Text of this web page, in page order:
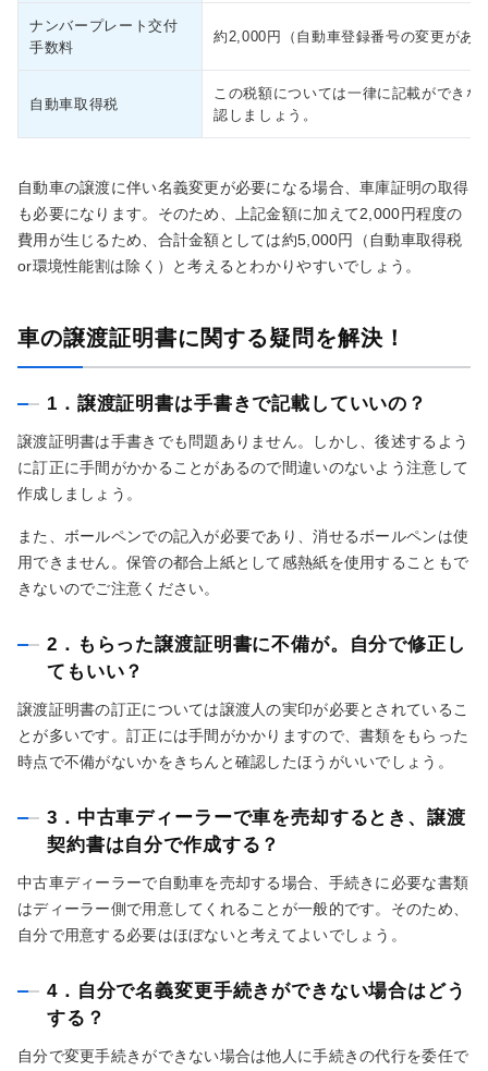
ナンバープレート交付
手数料
約2,000円（自動車登録番号の変更があ
自動車取得税
この税額については一律に記載ができ
認しましょう。
自動車の譲渡に伴い名義変更が必要になる場合、車庫証明の取得
も必要になります。そのため、上記金額に加えて2,000円程度の
費用が生じるため、合計金額としては約5,000円（自動車取得税
or環境性能割は除く）と考えるとわかりやすいでしょう。
車の譲渡証明書に関する疑問を解決！
1．譲渡証明書は手書きで記載していいの？
譲渡証明書は手書きでも問題ありません。しかし、後述するよう
に訂正に手間がかかることがあるので間違いのないよう注意して
作成しましょう。
また、ボールペンでの記入が必要であり、消せるボールペンは使
用できません。保管の都合上紙として感熱紙を使用することもで
きないのでご注意ください。
2．もらった譲渡証明書に不備が。自分で修正し
てもいい？
譲渡証明書の訂正については譲渡人の実印が必要とされているこ
とが多いです。訂正には手間がかかりますので、書類をもらった
時点で不備がないかをきちんと確認したほうがいいでしょう。
3．中古車ディーラーで車を売却するとき、譲渡
契約書は自分で作成する？
中古車ディーラーで自動車を売却する場合、手続きに必要な書類
はディーラー側で用意してくれることが一般的です。そのため、
自分で用意する必要はほぼないと考えてよいでしょう。
4．自分で名義変更手続きができない場合はどう
する？
自分で変更手続きができない場合は他人に手続きの代行を委任で